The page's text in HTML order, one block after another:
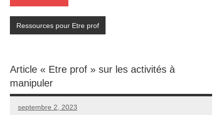
Ressources pour Etre prof
Article « Etre prof » sur les activités à
manipuler
septembre 2, 2023
Seg0_La_Vraie
Aucun